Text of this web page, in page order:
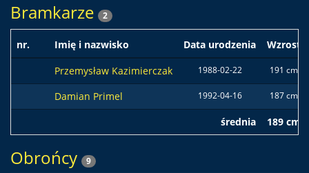
Bramkarze 2
nr. Imię i nazwisko Data urodzenia
Wzrost
Przemysław Kazimierczak
1988-02-22 191 cm
Damian Primel 1992-04-16 187 cm
średnia 189 cm
Obrońcy 9